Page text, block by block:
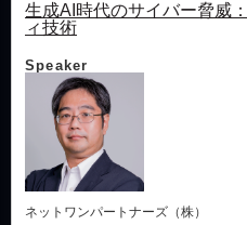
生成AI時代のサイバー脅威
ィ技術
Speaker
ネットワンパートナーズ（株）